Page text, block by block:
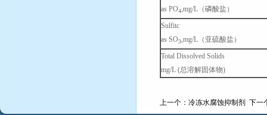
as PO4,mg/L（磷酸盐）
Sulfitc
as SO3,mg/L（亚硫酸盐）
Total Dissolved Solids
mg/L (总溶解固体物)
上一个： 冷冻水腐蚀抑制剂 下一